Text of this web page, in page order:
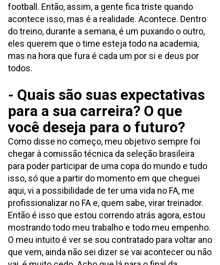
football. Então, assim, a gente fica triste quando
acontece isso, mas é a realidade. Acontece. Dentro
do treino, durante a semana, é um puxando o outro,
eles querem que o time esteja todo na academia,
mas na hora que fura é cada um por si e deus por
todos.
- Quais são suas expectativas
para a sua carreira? O que
você deseja para o futuro?
Como disse no começo, meu objetivo sempre foi
chegar à comissão técnica da seleção brasileira
para poder participar de uma copa do mundo e tudo
isso, só que a partir do momento em que cheguei
aqui, vi a possibilidade de ter uma vida no FA, me
profissionalizar no FA e, quem sabe, virar treinador.
Então é isso que estou correndo atrás agora, estou
mostrando todo meu trabalho e todo meu empenho.
O meu intuito é ver se sou contratado para voltar ano
que vem, ainda não sei dizer se vai acontecer ou não